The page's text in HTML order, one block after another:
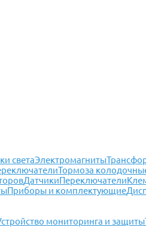
светаЭлектромагниты
Тормоза
ДатчикиПереключатели
Приборы и комплектующие
мониторинга и защиты